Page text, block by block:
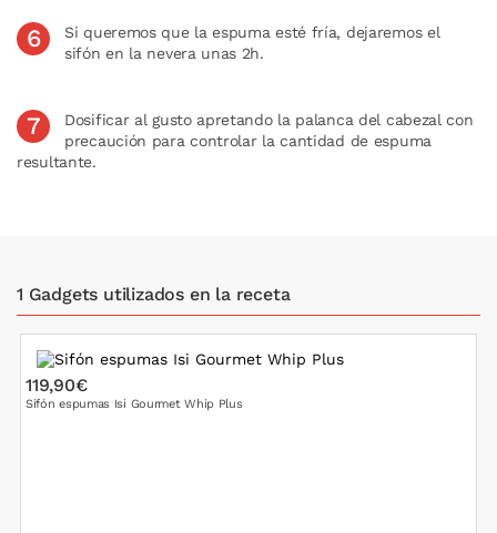
Si queremos que la espuma esté fría, dejaremos el
sifón en la nevera unas 2h.
Dosificar al gusto apretando la palanca del cabezal con
precaución para controlar la cantidad de espuma
resultante.
1 Gadgets utilizados en la receta
119,90€
Sifón espumas Isi Gourmet Whip Plus